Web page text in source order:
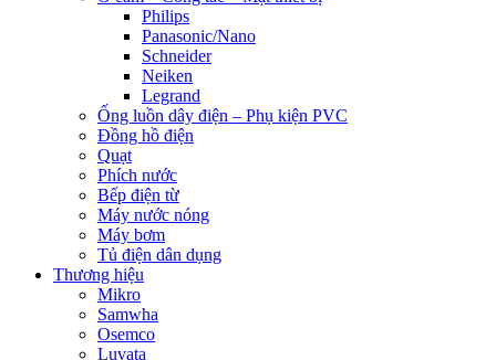
Philips
Panasonic/Nano
Schneider
Neiken
Legrand
Ống luồn dây điện – Phụ kiện PVC
Đồng hồ điện
Quạt
Phích nước
Bếp điện từ
Máy nước nóng
Máy bơm
Tủ điện dân dụng
Thương hiệu
Mikro
Samwha
Osemco
Luvata